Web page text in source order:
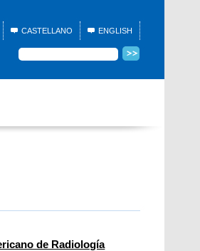
CASTELLANO ENGLISH
de Radiología